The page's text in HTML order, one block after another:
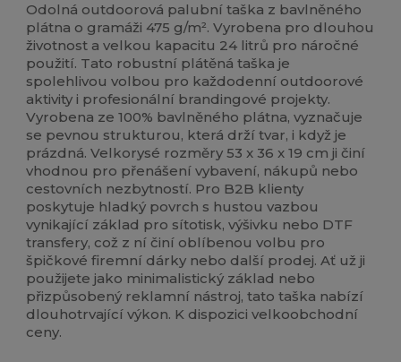
Odolná outdoorová palubní taška z bavlněného
plátna o gramáži 475 g/m². Vyrobena pro dlouhou
životnost a velkou kapacitu 24 litrů pro náročné
použití. Tato robustní plátěná taška je
spolehlivou volbou pro každodenní outdoorové
aktivity i profesionální brandingové projekty.
Vyrobena ze 100% bavlněného plátna, vyznačuje
se pevnou strukturou, která drží tvar, i když je
prázdná. Velkorysé rozměry 53 x 36 x 19 cm ji činí
vhodnou pro přenášení vybavení, nákupů nebo
cestovních nezbytností. Pro B2B klienty
poskytuje hladký povrch s hustou vazbou
vynikající základ pro sítotisk, výšivku nebo DTF
transfery, což z ní činí oblíbenou volbu pro
špičkové firemní dárky nebo další prodej. Ať už ji
použijete jako minimalistický základ nebo
přizpůsobený reklamní nástroj, tato taška nabízí
dlouhotrvající výkon. K dispozici velkoobchodní
ceny.